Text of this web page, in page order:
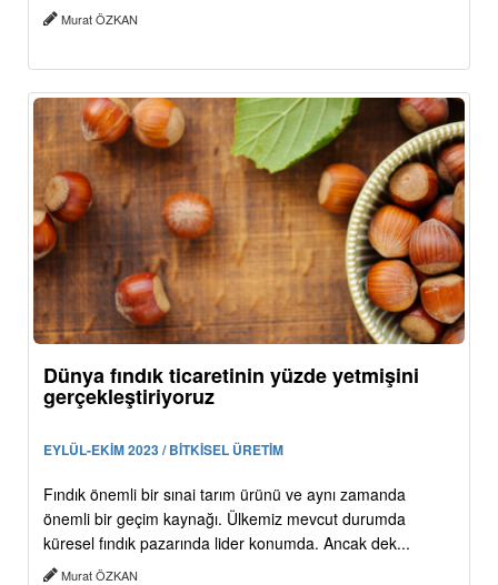
Murat ÖZKAN
Dünya fındık ticaretinin yüzde yetmişini
gerçekleştiriyoruz
EYLÜL-EKİM 2023 / BİTKİSEL ÜRETİM
Fındık önemli bir sınai tarım ürünü ve aynı zamanda
önemli bir geçim kaynağı. Ülkemiz mevcut durumda
küresel fındık pazarında lider konumda. Ancak dek...
Murat ÖZKAN